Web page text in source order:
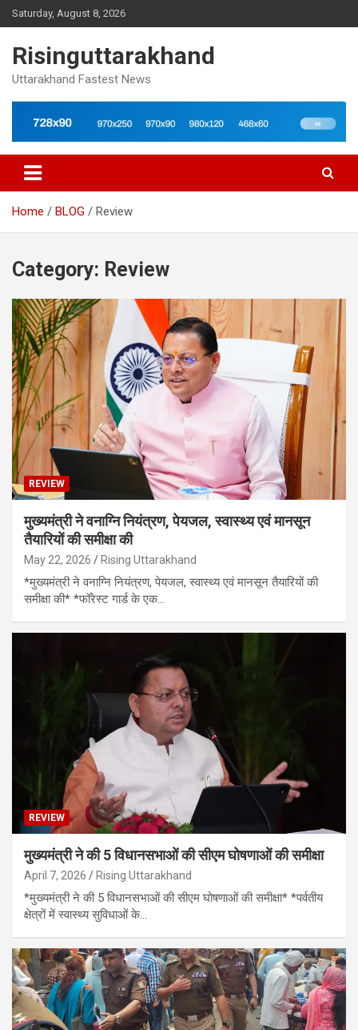
Skip
to
Saturday, August 8, 2026
Risinguttarakhand
Uttarakhand Fastest News
Home BLOG Review
Category: Review
REVIEW
मुख्यमंत्री ने वनाग्नि नियंत्रण, पेयजल, स्वास्थ्य एवं मानसून
तैयारियों की समीक्षा की
May 22, 2026 Rising Uttarakhand
*मुख्यमंत्री ने वनाग्नि नियंत्रण, पेयजल, स्वास्थ्य एवं मानसून तैयारियों की
समीक्षा की* *फॉरेस्ट गार्ड के एक…
REVIEW
मुख्यमंत्री ने की 5 विधानसभाओं की सीएम घोषणाओं की समीक्षा
April 7, 2026 Rising Uttarakhand
*मुख्यमंत्री ने की 5 विधानसभाओं की सीएम घोषणाओं की समीक्षा* *पर्वतीय
क्षेत्रों में स्वास्थ्य सुविधाओं के…